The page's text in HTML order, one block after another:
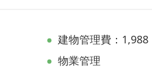
建物管理費：1,988
物業管理